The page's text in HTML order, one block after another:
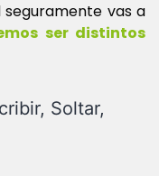
seguramente vas a
ser distintos